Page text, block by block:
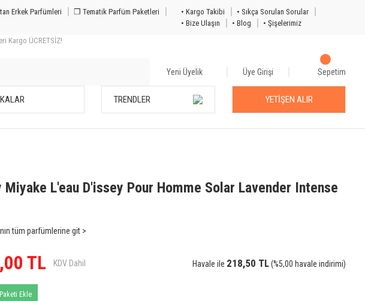
Erkek Parfümleri
❒ Tematik Parfüm Paketleri
• Kargo Takibi
• Sıkça Sorulan Sorular
• Bize Ulaşın
• Blog
• Şişelerimiz
Kargo ÜCRETSİZ!
Yeni Üyelik Üye Girişi Sepetim
TRENDLER YETİŞEN ALIR
Miyake L'eau D'issey Pour Homme Solar Lavender Intense
tüm parfümlerine git >
TL KDV Dahil Havale ile 218,50 TL(%5,00 havale indirimi)
Ekle